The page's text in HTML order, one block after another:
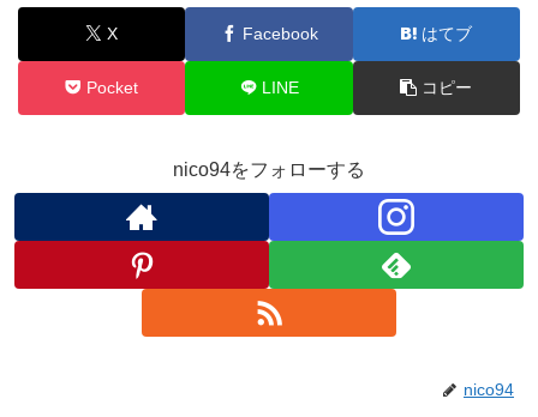
X Facebook はてブ
Pocket LINE コピー
nico94をフォローする
nico94